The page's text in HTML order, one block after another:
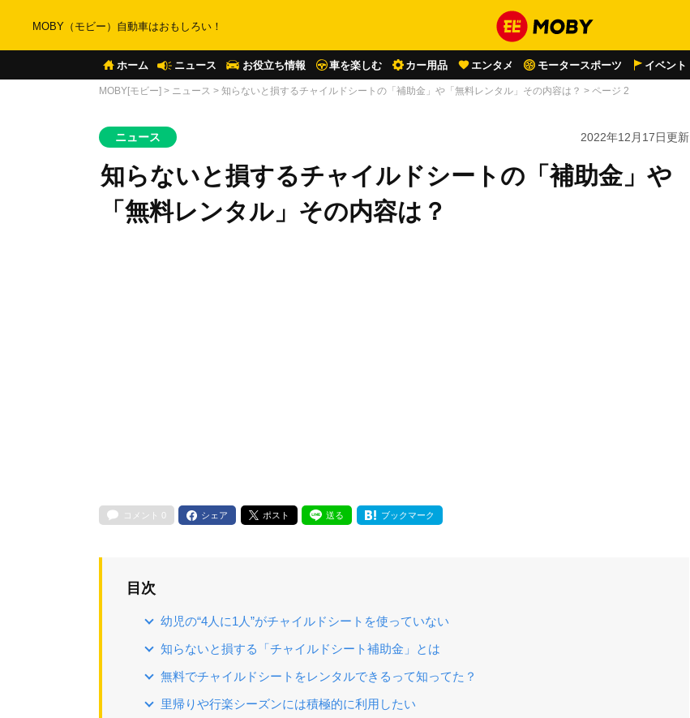
MOBY（モビー）自動車はおもしろい！
ホーム ニュース お役立ち情報 車を楽しむ カー用品 エンタメ モータースポーツ イベント
MOBY[モビー] > ニュース > 知らないと損するチャイルドシートの「補助金」や「無料レンタル」その内容は？ > ページ 2
ニュース 2022年12月17日更新
知らないと損するチャイルドシートの「補助金」や
「無料レンタル」その内容は？
コメント 0 シェア ポスト 送る ブックマーク
目次
幼児の“4人に1人”がチャイルドシートを使っていない
知らないと損する「チャイルドシート補助金」とは
無料でチャイルドシートをレンタルできるって知ってた？
里帰りや行楽シーズンには積極的に利用したい